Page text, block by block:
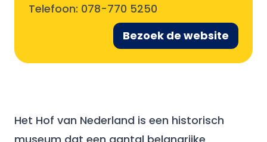
Telefoon: 078-770 5250
Bezoek de website
Het Hof van Nederland is een historisch